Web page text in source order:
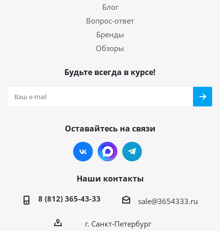
Блог
Вопрос-ответ
Бренды
Обзоры
Будьте всегда в курсе!
Оставайтесь на связи
Наши контакты
8 (812) 365-43-33 sale@3654333.ru
г. Санкт-Петербург